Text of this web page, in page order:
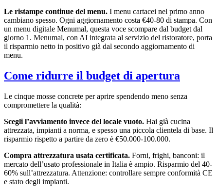
Le ristampe continue del menu. I menu cartacei nel primo anno
cambiano spesso. Ogni aggiornamento costa €40-80 di stampa. Con
un menu digitale Menumal, questa voce scompare dal budget dal
giorno 1. Menumal, con AI integrata al servizio del ristoratore, porta
il risparmio netto in positivo già dal secondo aggiornamento di
menu.
Come ridurre il budget di apertura
Le cinque mosse concrete per aprire spendendo meno senza
compromettere la qualità:
Scegli l’avviamento invece del locale vuoto. Hai già cucina
attrezzata, impianti a norma, e spesso una piccola clientela di base. Il
risparmio rispetto a partire da zero è €50.000-100.000.
Compra attrezzatura usata certificata. Forni, frighi, banconi: il
mercato dell’usato professionale in Italia è ampio. Risparmio del 40-
60% sull’attrezzatura. Attenzione: controllare sempre conformità CE
e stato degli impianti.